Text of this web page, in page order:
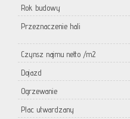
Rok budowy
Przeznaczenie hali
Czynsz najmu netto /m2
Dojazd
Ogrzewanie
Plac utwardzany